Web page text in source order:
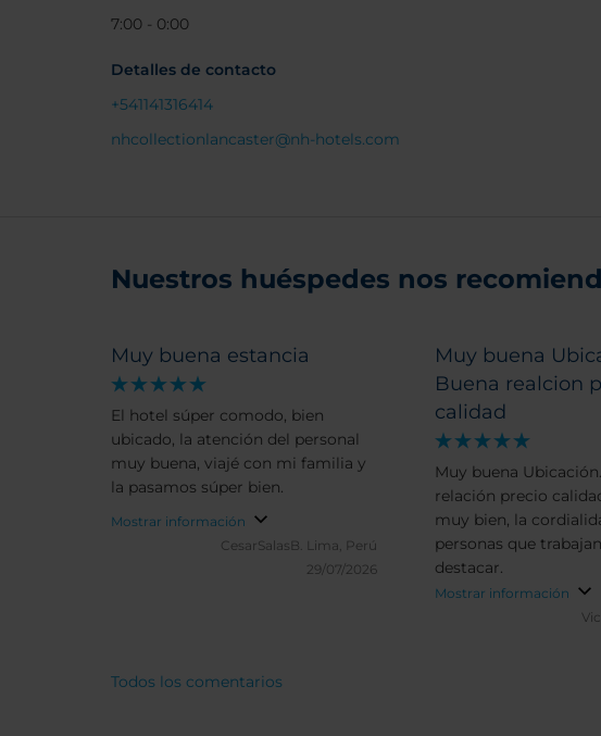
7:00 - 0:00
Detalles de contacto
+541141316414
nhcollectionlancaster@nh-hotels.com
Nuestros huéspedes nos
Muy buena estancia
El hotel súper comodo, bien
ubicado, la atención del personal
muy buena, viajé con mi familia y
la pasamos súper bien.
Mostrar información
CesarSalasB. Lima, Perú
29/07/2026
Muy buena
Buena realcion
calidad
Muy buena
relación precio
muy bien, la
personas que
destacar.
Mostrar información
Todos los comentarios